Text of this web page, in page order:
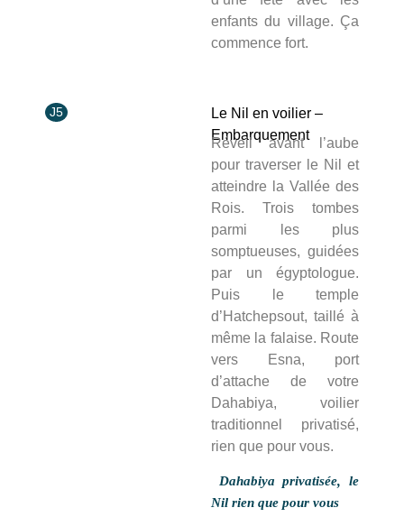
enfants du village. Ça
commence fort.
J5
Le Nil en voilier –
Embarquement
Réveil avant l’aube
pour traverser le Nil et
atteindre la Vallée des
Rois. Trois tombes
parmi les plus
somptueuses, guidées
par un égyptologue.
Puis le temple
d’Hatchepsout, taillé à
même la falaise. Route
vers Esna, port
d’attache de votre
Dahabiya, voilier
traditionnel privatisé,
rien que pour vous.
Dahabiya privatisée, le
Nil rien que pour vous